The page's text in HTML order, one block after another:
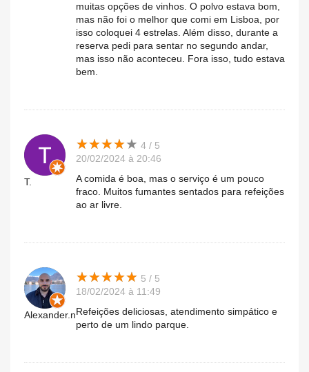
muitas opções de vinhos. O polvo estava bom,
mas não foi o melhor que comi em Lisboa, por
isso coloquei 4 estrelas. Além disso, durante a
reserva pedi para sentar no segundo andar,
mas isso não aconteceu. Fora isso, tudo estava
bem.
T.
★★★★★
★★★★★ 4 / 5
20/02/2024 à 20:46
A comida é boa, mas o serviço é um pouco
fraco. Muitos fumantes sentados para refeições
ao ar livre.
Alexander.n
★★★★★
★★★★★ 5 / 5
18/02/2024 à 11:49
Refeições deliciosas, atendimento simpático e
perto de um lindo parque.